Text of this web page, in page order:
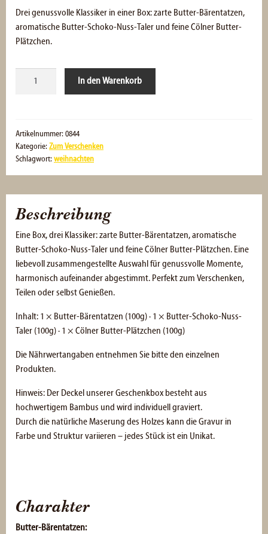
Drei genussvolle Klassiker in einer Box: zarte Butter-Bärentatzen,
aromatische Butter-Schoko-Nuss-Taler und feine Cölner Butter-
Plätzchen.
In den Warenkorb
Artikelnummer: 0844
Kategorie: Zum Verschenken
Schlagwort: weihnachten
Beschreibung
Eine Box, drei Klassiker: zarte Butter-Bärentatzen, aromatische
Butter-Schoko-Nuss-Taler und feine Cölner Butter-Plätzchen. Eine
liebevoll zusammengestellte Auswahl für genussvolle Momente,
harmonisch aufeinander abgestimmt. Perfekt zum Verschenken,
Teilen oder selbst Genießen.
Inhalt: 1 × Butter-Bärentatzen (100g) · 1 × Butter-Schoko-Nuss-
Taler (100g) · 1 × Cölner Butter-Plätzchen (100g)
Die Nährwertangaben entnehmen Sie bitte den einzelnen
Produkten.
Hinweis: Der Deckel unserer Geschenkbox besteht aus
hochwertigem Bambus und wird individuell graviert.
Durch die natürliche Maserung des Holzes kann die Gravur in
Farbe und Struktur variieren – jedes Stück ist ein Unikat.
Charakter
Butter-Bärentatzen: